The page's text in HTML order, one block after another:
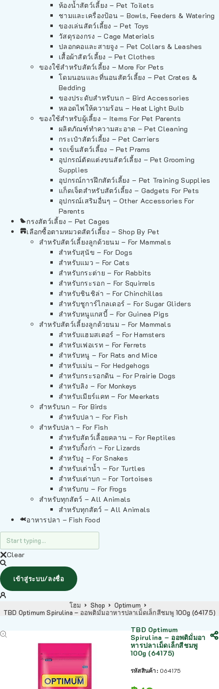
ห้องน้ำสัตว์เลี้ยง – Pet Toilets
ชามและเครื่องป้อน – Bowls, Feeders & Watering
ของเล่นสัตว์เลี้ยง – Pet Toys
วัสดุรองกรง – Cage Materials
ปลอกคอและสายจูง – Pet Collars & Leashes
เสื้อผ้าสัตว์เลี้ยง – Pet Clothes
ของใช้สำหรับสัตว์เลี้ยง – More For Pets
โดมนอนและที่นอนสัตว์เลี้ยง – Pet Crates &
Bedding
ของประดับสำหรับนก – Bird Accessories
หลอดไฟให้ความร้อน – Heat Light Bulb
ของใช้สำหรับผู้เลี้ยง – Items For Pet Parents
ผลิตภัณฑ์ทำความสะอาด – Pet Cleaning
กระเป๋าสัตว์เลี้ยง – Pet Carriers
รถเข็นสัตว์เลี้ยง – Pet Prams
อุปกรณ์ตัดแต่งขนสัตว์เลี้ยง – Pet Grooming
Supplies
อุปกรณ์การฝึกสัตว์เลี้ยง – Pet Training Supplies
แก็ดเจ็ตสำหรับสัตว์เลี้ยง – Gadgets For Pets
อุปกรณ์เสริมอื่นๆ – Other Accessories For
Parents
กรงสัตว์เลี้ยง – Pet Cages
เลือกซื้อตามหมวดสัตว์เลี้ยง – Shop By Pet
สำหรับสัตว์เลี้ยงลูกด้วยนม – For Mammals
สำหรับสุนัข – For Dogs
สำหรับแมว – For Cats
สำหรับกระต่าย – For Rabbits
สำหรับกระรอก – For Squirrels
สำหรับชินชิล่า – For Chinchillas
สำหรับชูการ์ไกลเดอร์ – For Sugar Gliders
สำหรับหนูแกสบี้ – For Guinea Pigs
สำหรับสัตว์เลี้ยงลูกด้วยนม – For Mammals
สำหรับแฮมสเตอร์ – For Hamsters
สำหรับเฟอเรท – For Ferrets
สำหรับหนู – For Rats and Mice
สำหรับเม่น – For Hedgehogs
สำหรับกระรอกดิน – For Prairie Dogs
สำหรับลิง – For Monkeys
สำหรับเมียร์แคท – For Meerkats
สำหรับนก – For Birds
สำหรับปลา – For Fish
สำหรับปลา – For Fish
สำหรับสัตว์เลื้อยคลาน – For Reptiles
สำหรับกิ้งก่า – For Lizards
สำหรับงู – For Snakes
สำหรับเต่าน้ำ – For Turtles
สำหรับเต่าบก – For Tortoises
สำหรับกบ – For Frogs
สำหรับทุกสัตว์ – All Animals
สำหรับทุกสัตว์ – All Animals
อาหารปลา – Fish Food
Clear
เข้าสู่ระบบ/ลงชื่อ
โฮม Shop
Optimum
TBD Optimum Spirulina – ออพติมั่มอาหารปลาเม็ดเล็กสีชมพู 100g (64175)
TBD Optimum
Spirulina – ออพติมั่มอา
หารปลาเม็ดเล็กสีชมพู
100g (64175)
รหัสสินค้า: 064175